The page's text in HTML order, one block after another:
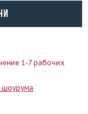
1-7 рабочих
шоурума